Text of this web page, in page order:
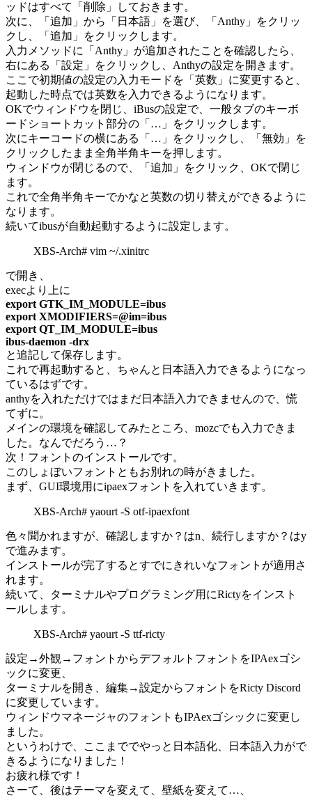
ッドはすべて「削除」しておきます。
次に、「追加」から「日本語」を選び、「Anthy」をクリッ
クし、「追加」をクリックします。
入力メソッドに「Anthy」が追加されたことを確認したら、
右にある「設定」をクリックし、Anthyの設定を開きます。
ここで初期値の設定の入力モードを「英数」に変更すると、
起動した時点では英数を入力できるようになります。
OKでウィンドウを閉じ、iBusの設定で、一般タブのキーボ
ードショートカット部分の「…」をクリックします。
次にキーコードの横にある「…」をクリックし、「無効」を
クリックしたまま全角半角キーを押します。
ウィンドウが閉じるので、「追加」をクリック、OKで閉じ
ます。
これで全角半角キーでかなと英数の切り替えができるように
なります。
続いてibusが自動起動するように設定します。
XBS-Arch# vim ~/.xinitrc
で開き、
execより上に
export GTK_IM_MODULE=ibus
export XMODIFIERS=@im=ibus
export QT_IM_MODULE=ibus
ibus-daemon -drx
と追記して保存します。
これで再起動すると、ちゃんと日本語入力できるようになっ
ているはずです。
anthyを入れただけではまだ日本語入力できませんので、慌
てずに。
メインの環境を確認してみたところ、mozcでも入力できま
した。なんでだろう…？
次！フォントのインストールです。
このしょぼいフォントともお別れの時がきました。
まず、GUI環境用にipaexフォントを入れていきます。
XBS-Arch# yaourt -S otf-ipaexfont
色々聞かれますが、確認しますか？はn、続行しますか？はy
で進みます。
インストールが完了するとすでにきれいなフォントが適用さ
れます。
続いて、ターミナルやプログラミング用にRictyをインスト
ールします。
XBS-Arch# yaourt -S ttf-ricty
設定→外観→フォントからデフォルトフォントをIPAexゴシ
ックに変更、
ターミナルを開き、編集→設定からフォントをRicty Discord
に変更しています。
ウィンドウマネージャのフォントもIPAexゴシックに変更し
ました。
というわけで、ここまででやっと日本語化、日本語入力がで
きるようになりました！
お疲れ様です！
さーて、後はテーマを変えて、壁紙を変えて…、